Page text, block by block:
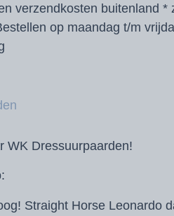
verzendkosten buitenland *
op maandag t/m
WK Dressuurpaarden!
Straight Horse Leonardo